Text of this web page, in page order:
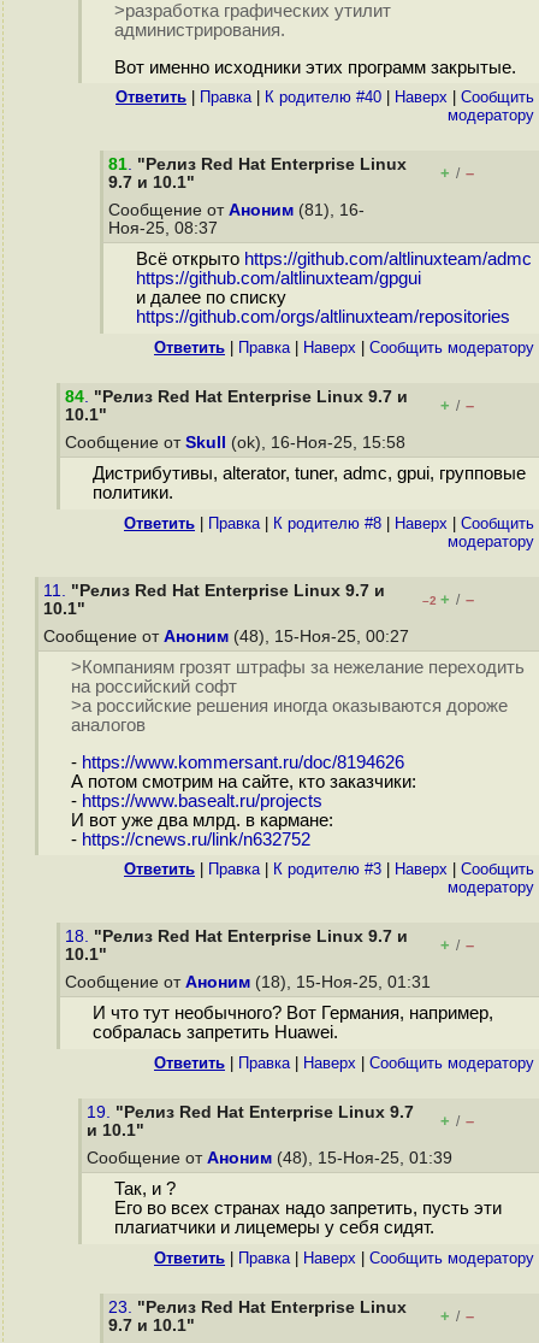
>разработка графических утилит
администрирования.
Вот именно исходники этих программ закрытые.
Ответить Правка| К родителю #40 Наверх
Cообщить
модератору
81. "Релиз Red Hat Enterprise Linux
9.7 и 10.1"
+ / –
Сообщение от Аноним (81), 16-
Ноя-25, 08:37
Всё открыто https://github.com/altlinuxteam/admc
https://github.com/altlinuxteam/gpgui
и далее по списку
https://github.com/orgs/altlinuxteam/repositories
Ответить Правка| Наверх Cообщить модератору
84. "Релиз Red Hat Enterprise Linux 9.7 и
10.1"
+ / –
Сообщение от Skull (ok), 16-Ноя-25, 15:58
Дистрибутивы, alterator, tuner, admc, gpui, групповые
политики.
Ответить Правка| К родителю #8 Наверх
Cообщить
модератору
11. "Релиз Red Hat Enterprise Linux 9.7 и
10.1"
–2 + / –
Сообщение от Аноним (48), 15-Ноя-25, 00:27
>Компаниям грозят штрафы за нежелание переходить
на российский софт
>а российские решения иногда оказываются дороже
аналогов
- https://www.kommersant.ru/doc/8194626
А потом смотрим на сайте, кто заказчики:
- https://www.basealt.ru/projects
И вот уже два млрд. в кармане:
- https://cnews.ru/link/n632752
Ответить Правка| К родителю #3 Наверх
Cообщить
модератору
18. "Релиз Red Hat Enterprise Linux 9.7 и
10.1"
+ / –
Сообщение от Аноним (18), 15-Ноя-25, 01:31
И что тут необычного? Вот Германия, например,
собралась запретить Huawei.
Ответить Правка| Наверх Cообщить модератору
19. "Релиз Red Hat Enterprise Linux 9.7
и 10.1"
+ / –
Сообщение от Аноним (48), 15-Ноя-25, 01:39
Так, и ?
Его во всех странах надо запретить, пусть эти
плагиатчики и лицемеры у себя сидят.
Ответить Правка| Наверх Cообщить модератору
23. "Релиз Red Hat Enterprise Linux
9.7 и 10.1"
+ / –